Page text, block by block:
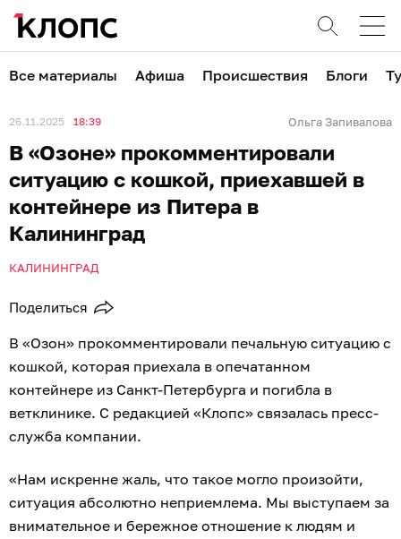
Все материалы Афиша Происшествия Блоги
26.11.2025 18:39 Ольга Запивалова
В «Озоне» прокомментировали
ситуацию с кошкой, приехавшей в
контейнере из Питера в
Калининград
КАЛИНИНГРАД
Поделиться
В «Озон» прокомментировали печальную ситуацию с
кошкой, которая приехала в опечатанном
контейнере из Санкт-Петербурга и погибла в
ветклинике. С редакцией «Клопс» связалась пресс-
служба компании.
«Нам искренне жаль, что такое могло произойти,
ситуация абсолютно неприемлема. Мы выступаем за
внимательное и бережное отношение к людям и